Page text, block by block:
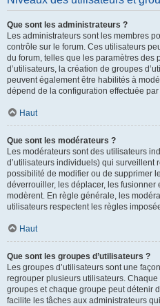
Que sont les administrateurs ?
Les administrateurs sont les membres
contrôle sur le forum. Ces utilisateurs
du forum, telles que les paramètres des
d’utilisateurs, la création de groupes
peuvent également être habilités à
dépend de la configuration effectuée
Haut
Que sont les modérateurs ?
Les modérateurs sont des utilisateurs
d’utilisateurs individuels) qui surveillent
possibilité de modifier ou de supprimer
déverrouiller, les déplacer, les fusionner
modèrent. En règle générale, les
utilisateurs respectent les règles
Haut
Que sont les groupes d’utilisateurs ?
Les groupes d’utilisateurs sont une
regrouper plusieurs utilisateurs.
groupes et chaque groupe peut détenir
facilite les tâches aux administrateurs